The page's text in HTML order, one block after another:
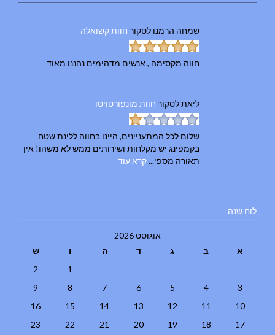
שמחה הרמנו לסקור חוות קשואלה
חווה מקסימה , אנשים מדהימים נהננו מאוד
ליאתלסקור חוות מונפורטויטו
שלום לכל המתעניינים, היינו בחווה ללינת שטח
בקמפינג יש מקלחות ושירותים ממש לא משהו! אין
תאורה מספי...קרא עוד
לוח שנה
אוגוסט 2026
א
ב ג ד ה ו
ש
1
2
3
4
5
6
7
8
9
10
11
12
13
14
15
16
17
18
19
20
21
22
23